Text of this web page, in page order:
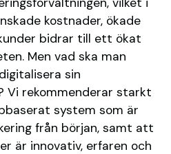
kostnader, ökade
bidrar till ett ökat
Men vad ska man
sin
Vi rekommenderar starkt
system som är
från början, samt att
är innovativ, erfaren och